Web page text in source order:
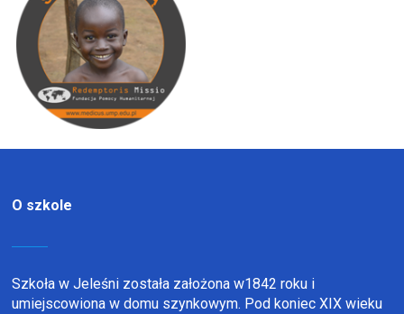
O szkole
Szkoła w Jeleśni została założona w1842 roku i
umiejscowiona w domu szynkowym. Pod koniec XIX wieku